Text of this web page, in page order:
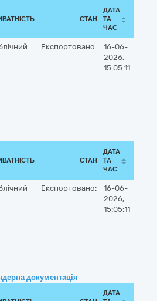
СТАН
ДАТА
ТА
ЧАС
Експортовано:
16-06-
2026,
15:05:11
СТАН
ДАТА
ТА
ЧАС
Експортовано:
16-06-
2026,
15:05:11
документація
ДАТА